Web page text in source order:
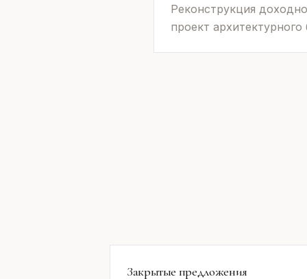
Реконструкция
проект
Закрытые предложения